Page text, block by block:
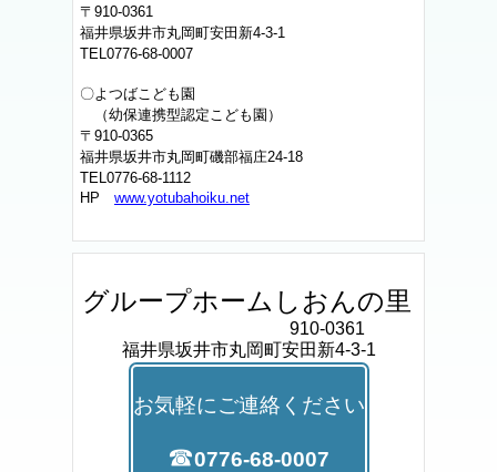
〒910-0361
福井県坂井市丸岡町安田新4-3-1
TEL0776-68-0007
〇よつばこども園
（幼保連携型認定こども園）
〒910-0365
福井県坂井市丸岡町磯部福庄24-18
TEL0776-68-1112
HP www.yotubahoiku.net
グループホームしおんの里
910-0361
福井県坂井市丸岡町安田新4-3-1
お気軽にご連絡ください
☎0776-68-0007